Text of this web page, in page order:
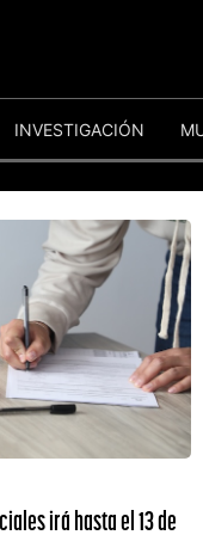
INVESTIGACIÓN
irá hasta el 13 de